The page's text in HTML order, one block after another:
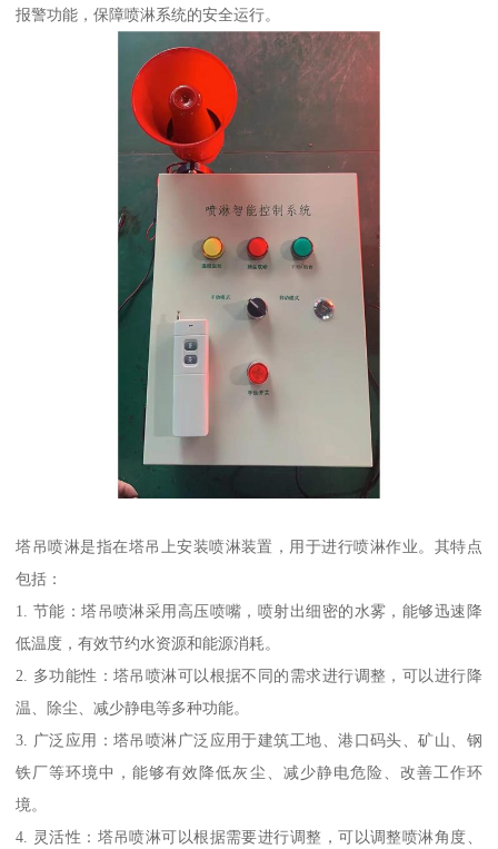
报警功能，保障喷淋系统的安全运行。
塔吊喷淋是指在塔吊上安装喷淋装置，用于进行喷淋作业。其特点
包括：
1. 节能：塔吊喷淋采用高压喷嘴，喷射出细密的水雾，能够迅速降
低温度，有效节约水资源和能源消耗。
2. 多功能性：塔吊喷淋可以根据不同的需求进行调整，可以进行降
温、除尘、减少静电等多种功能。
3. 广泛应用：塔吊喷淋广泛应用于建筑工地、港口码头、矿山、钢
铁厂等环境中，能够有效降低灰尘、减少静电危险、改善工作环
境。
4. 灵活性：塔吊喷淋可以根据需要进行调整，可以调整喷淋角度、